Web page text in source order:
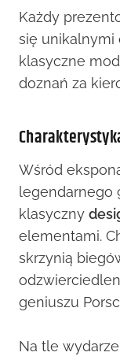
Każdy
się unikalnymi
klasyczne
doznań za
Wśród
legendarnego
klasyczny
elementami.
skrzynią
geniuszu
Na tle